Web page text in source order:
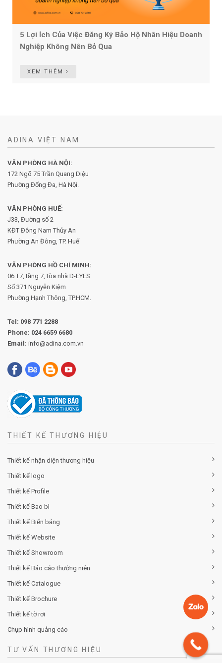
5 Lợi Ích Của Việc Đăng Ký Bảo Hộ Nhãn Hiệu Doanh
Nghiệp Không Nên Bỏ Qua
XEM THÊM
ADINA VIỆT NAM
VĂN PHÒNG HÀ NỘI:
172 Ngõ 75 Trần Quang Diệu
Phường Đống Đa, Hà Nội.
VĂN PHÒNG HUẾ:
J33, Đường số 2
KĐT Đông Nam Thủy An
Phường An Đông, TP. Huế
VĂN PHÒNG HỒ CHÍ MINH:
06 T7, tầng 7, tòa nhà D-EYES
Số 371 Nguyễn Kiệm
Phường Hạnh Thông, TP.HCM.
Tel: 098 771 2288
Phone: 024 6659 6680
Email: info@adina.com.vn
THIẾT KẾ THƯƠNG HIỆU
Thiết kế nhận diện thương hiệu
Thiết kế logo
Thiết kế Profile
Thiết kế Bao bì
Thiết kế Biển bảng
Thiết kế Website
Thiết kế Showroom
Thiết kế Báo cáo thường niên
Thiết kế Catalogue
Thiết kế Brochure
Thiết kế tờ rơi
Chụp hình quảng cáo
TƯ VẤN THƯƠNG HIỆU